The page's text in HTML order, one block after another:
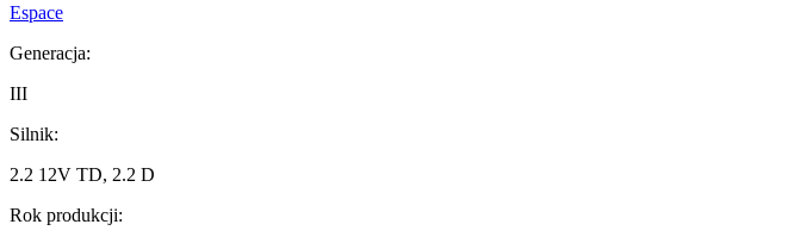
Espace
Generacja:
III
Silnik:
2.2 12V TD, 2.2 D
Rok produkcji: